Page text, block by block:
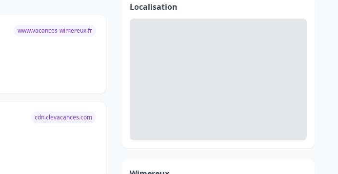
www.vacances-wimereux.fr
cdn.clevacances.com
Localisation